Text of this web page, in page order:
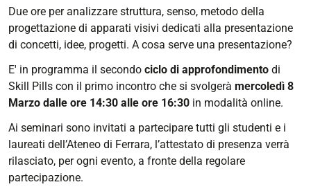
https://corsi.unife.it/it/design/eventi/2023/facciamo-
due-
slide-
e-
come-
progettare-
presentazioni
Skill_Pill
2023
-
Due ore per analizzare struttura, senso, metodo della
progettazione di apparati visivi dedicati alla presentazione
di concetti, idee, progetti. A cosa serve una presentazione?
E' in programma il secondo ciclo di approfondimento di
Skill Pills con il primo incontro che si svolgerà mercoledì 8
Marzo dalle ore 14:30 alle ore 16:30 in modalità online.
Ai seminari sono invitati a partecipare tutti gli studenti e i
laureati dell’Ateneo di Ferrara, l’attestato di presenza verrà
rilasciato, per ogni evento, a fronte della regolare
partecipazione.